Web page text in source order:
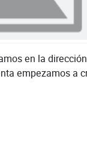
en la
empezamos a